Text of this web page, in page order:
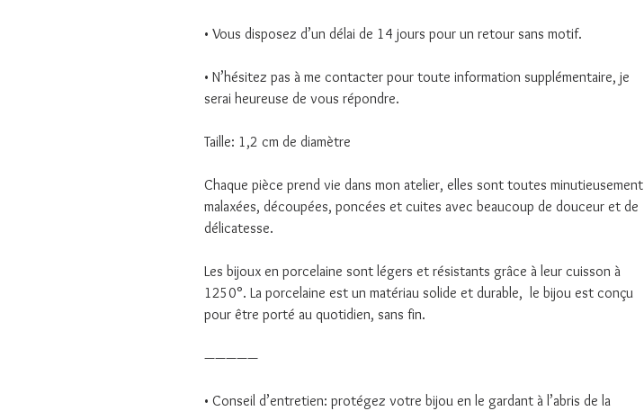
• Vous disposez d’un délai de 14 jours pour un retour sans motif.
• N’hésitez pas à me contacter pour toute information supplémentaire, je
serai heureuse de vous répondre.
Taille: 1,2 cm de diamètre
Chaque pièce prend vie dans mon atelier, elles sont toutes minutieusement
malaxées, découpées, poncées et cuites avec beaucoup de douceur et de
délicatesse.
Les bijoux en porcelaine sont légers et résistants grâce à leur cuisson à
1250°. La porcelaine est un matériau solide et durable, le bijou est conçu
pour être porté au quotidien, sans fin.
—————
• Conseil d’entretien: protégez votre bijou en le gardant à l’abris de la